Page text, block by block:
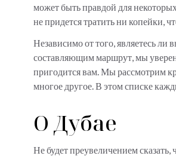
может быть правдой для
не придется тратить ни копейки,
Независимо от того, являетесь
составляющим маршрут, мы
пригодится вам. Мы рассмотрим
многое другое. В этом списке
О Дубае
Не будет преувеличением